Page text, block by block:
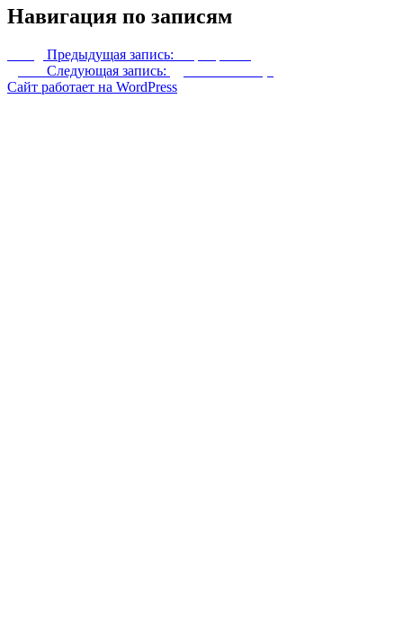
Навигация по записям
Предыдущая запись:
Следующая запись:
Сайт работает на WordPress